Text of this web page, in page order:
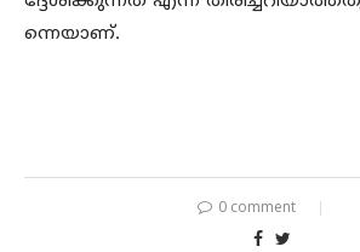
ന്നെയാണ്.
0 comment